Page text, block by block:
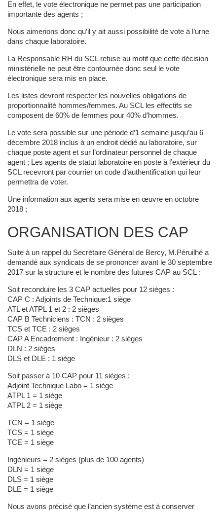
En effet, le vote électronique ne permet pas une participation
importante des agents ;
Nous aimerions donc qu’il y ait aussi possibilité de vote à l’urne
dans chaque laboratoire.
La Responsable RH du SCL refuse au motif que cette décision
ministérielle ne peut être contournée donc seul le vote
électronique sera mis en place.
Les listes devront respecter les nouvelles obligations de
proportionnalité hommes/femmes. Au SCL les effectifs se
composent de 60% de femmes pour 40% d’hommes.
Le vote sera possible sur une période d’1 semaine jusqu’au 6
décembre 2018 inclus à un endroit dédié au laboratoire, sur
chaque poste agent et sur l’ordinateur personnel de chaque
agent ; Les agents de statut laboratoire en poste à l’extérieur du
SCL recevront par courrier un code d’authentification qui leur
permettra de voter.
Une information aux agents sera mise en œuvre en octobre
2018 ;
ORGANISATION DES CAP
Suite à un rappel du Secrétaire Général de Bercy, M.Péruilhé a
demandé aux syndicats de se prononcer avant le 30 septembre
2017 sur la structure et le nombre des futures CAP au SCL :
Soit reconduire les 3 CAP actuelles pour 12 sièges :
CAP C : Adjoints de Technique:1 siège
ATL et ATPL 1 et 2 : 2 sièges
CAP B Techniciens : TCN : 2 sièges
TCS et TCE : 2 sièges
CAP A Encadrement : Ingénieur : 2 sièges
DLN : 2 sièges
DLS et DLE : 1 siège
Soit passer à 10 CAP pour 11 sièges :
Adjoint Technique Labo = 1 siège
ATPL 1 = 1 siège
ATPL 2 = 1 siège
TCN = 1 siège
TCS = 1 siège
TCE = 1 siège
Ingénieurs = 2 sièges (plus de 100 agents)
DLN = 1 siège
DLS = 1 siège
DLE = 1 siège
Nous avons précisé que l’ancien système est à conserver